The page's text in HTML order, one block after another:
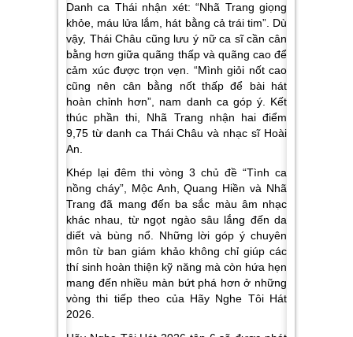
Danh ca Thái nhận xét: “Nhã Trang giọng
khỏe, máu lửa lắm, hát bằng cả trái tim”. Dù
vậy, Thái Châu cũng lưu ý nữ ca sĩ cần cân
bằng hơn giữa quãng thấp và quãng cao để
cảm xúc được trọn vẹn.
“Mình giỏi nốt cao
cũng nên cân bằng nốt thấp để bài hát
hoàn chỉnh hơn”, nam danh ca góp ý. Kết
thúc phần thi, Nhã Trang nhận hai điểm
9,75 từ danh ca Thái Châu và nhạc sĩ Hoài
An.
Khép lại đêm thi vòng 3 chủ đề “Tình ca
nồng cháy”, Mộc Anh, Quang Hiền và Nhã
Trang đã mang đến ba sắc màu âm nhạc
khác nhau, từ ngọt ngào sâu lắng đến da
diết và bùng nổ. Những lời góp ý chuyên
môn từ ban giám khảo không chỉ giúp các
thí sinh hoàn thiện kỹ năng mà còn hứa hẹn
mang đến nhiều màn bứt phá hơn ở những
vòng thi tiếp theo của Hãy Nghe Tôi Hát
2026.